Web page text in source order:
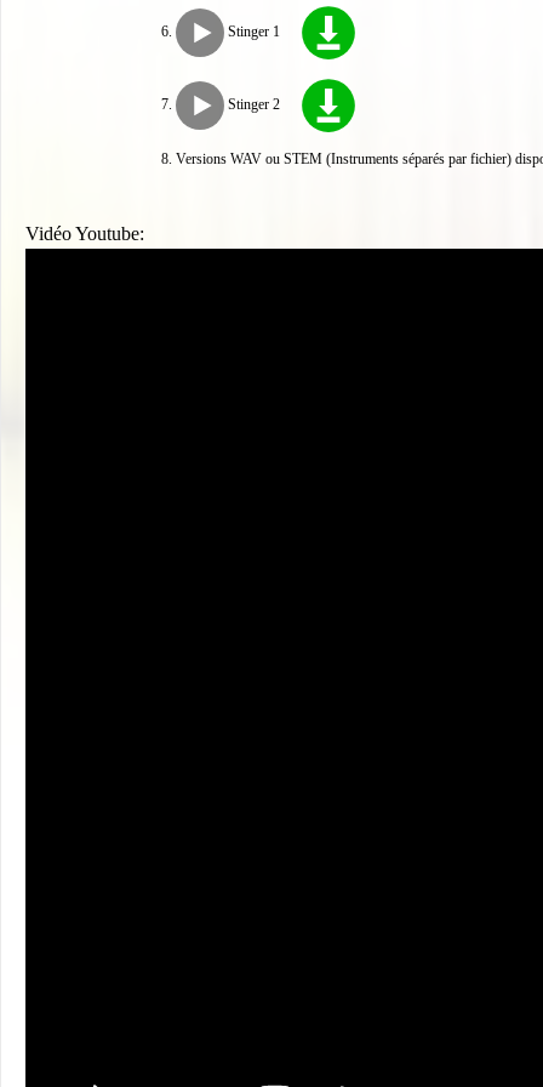
Stinger 1
Stinger 2
Versions WAV ou STEM (Instruments séparés par fichier)
Vidéo Youtube: